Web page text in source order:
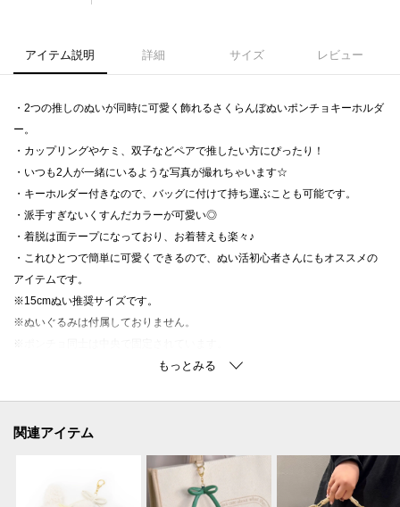
アイテム説明 詳細 サイズ レビュー
・2つの推しのぬいが同時に可愛く飾れるさくらんぼぬいポンチョキーホルダ
ー。
・カップリングやケミ、双子などペアで推したい方にぴったり！
・いつも2人が一緒にいるような写真が撮れちゃいます☆
・キーホルダー付きなので、バッグに付けて持ち運ぶことも可能です。
・派手すぎないくすんだカラーが可愛い◎
・着脱は面テープになっており、お着替えも楽々♪
・これひとつで簡単に可愛くできるので、ぬい活初心者さんにもオススメの
アイテムです。
※15cmぬい推奨サイズです。
※ぬいぐるみは付属しておりません。
※ポンチョ同士は中央で固定されています。
お気に入り登録すると、お得な情報や、在庫情報などお買い得情報を受ける
合わせてブランドのお気に入り登録も一緒にお願いします♪
関連アイテム